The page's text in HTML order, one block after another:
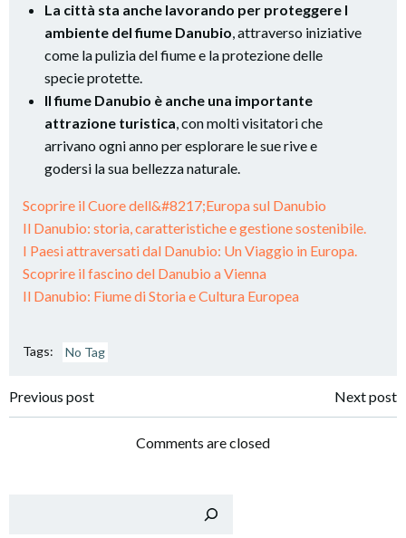
La città sta anche lavorando per proteggere l
ambiente del fiume Danubio, attraverso iniziative
come la pulizia del fiume e la protezione delle
specie protette.
Il fiume Danubio è anche una importante
attrazione turistica, con molti visitatori che
arrivano ogni anno per esplorare le sue rive e
godersi la sua bellezza naturale.
Scoprire il Cuore dell&#8217;Europa sul Danubio
Il Danubio: storia, caratteristiche e gestione sostenibile.
I Paesi attraversati dal Danubio: Un Viaggio in Europa.
Scoprire il fascino del Danubio a Vienna
Il Danubio: Fiume di Storia e Cultura Europea
Tags: No Tag
Post
navigation
Previous post
navigation
Next post
Comments are closed